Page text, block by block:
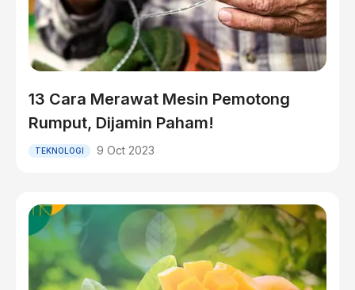
13 Cara Merawat Mesin Pemotong
Rumput, Dijamin Paham!
TEKNOLOGI 9 Oct 2023